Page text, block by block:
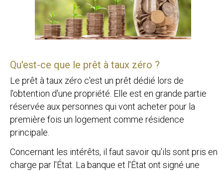
Qu'est-ce que le prêt à taux zéro ?
Le prêt à taux zéro c'est un prêt dédié lors de
l'obtention d'une propriété. Elle est en grande partie
réservée aux personnes qui vont acheter pour la
première fois un logement comme résidence
principale.
Concernant les intérêts, il faut savoir qu'ils sont pris en
charge par l'État. La banque et l'État ont signé une